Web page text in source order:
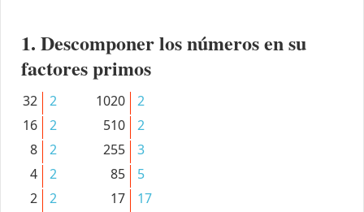
1. Descomponer los números en su
factores primos
32
2
16
2
8
2
4
2
2
2
1020
2
510
2
255
3
85
5
17
17